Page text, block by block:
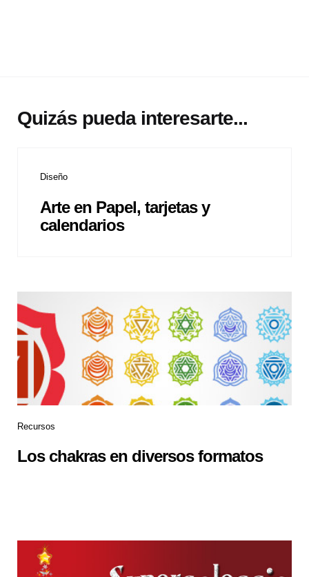
Quizás pueda interesarte...
Diseño
Arte en Papel, tarjetas y
calendarios
Recursos
Los chakras en diversos formatos